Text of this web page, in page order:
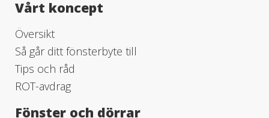
Vårt koncept
Översikt
Så går ditt fönsterbyte till
Tips och råd
ROT-avdrag
Fönster och dörrar